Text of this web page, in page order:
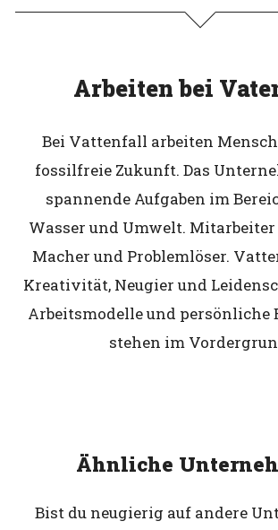
Arbeiten bei
Bei Vattenfall arbeiten
fossilfreie Zukunft. Das
spannende Aufgaben im
Wasser und Umwelt. Mitarbeiter
Macher und Problemlöser.
Kreativität, Neugier und
Arbeitsmodelle und
stehen im
Ähnliche
Bist du neugierig auf andere